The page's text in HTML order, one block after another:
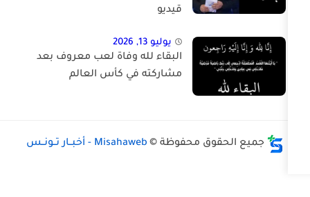
يوليو 13, 2026
البقاء لله وفاة لعب معروف بعد
مشاركته في كأس العالم
محفوظة © Misahaweb - أخبــار تــونــس